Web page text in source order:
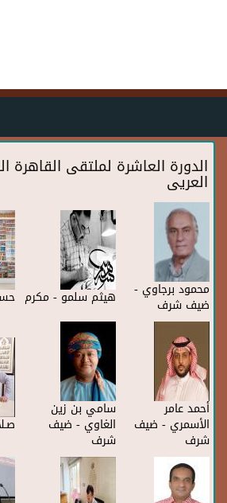
الدورة العاشرة لملتقى القاهرة
العريى
محمود برجاوي -
ضيف شرف هيثم سلمو - مكرم
أحمد عامر
الأسمري - ضيف
شرف
سامي بن زين
الغاوي - ضيف
شرف